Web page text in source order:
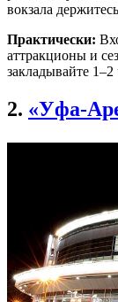
вокзала
Практически:
аттракционы и
закладывайте 1–2
2. «Уфа-